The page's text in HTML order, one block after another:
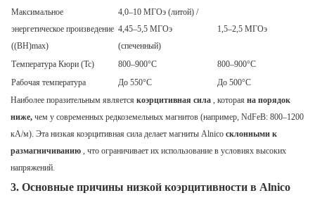
Максимальное
энергетическое произведение
((BH)max)
4,0–10 МГОэ (литой) /
4,45–5,5 МГОэ
(спеченный)
1,5–2,5 МГОэ
Температура Кюри (Tc) 800–900°C
800–900°C
Рабочая температура
До 550°C
До 500°C
Наиболее поразительным является коэрцитивная сила , которая на порядок
ниже, чем у современных редкоземельных магнитов (например, NdFeB: 800–1200
кА/м). Эта низкая коэрцитивная сила делает магниты Alnico склонными к
размагничиванию , что ограничивает их использование в условиях высоких
напряжений.
3. Основные причины низкой коэрцитивности в Alnico